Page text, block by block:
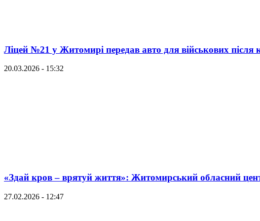
Ліцей №21 у Житомирі передав авто для військових після
20.03.2026 - 15:32
«Здай кров – врятуй життя»: Житомирський обласний
27.02.2026 - 12:47